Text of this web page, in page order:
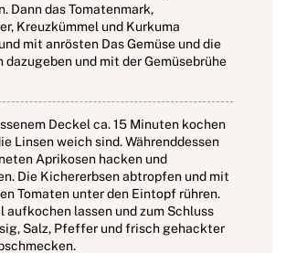
Dann das Tomatenmark,
Kreuzkümmel und Kurkuma
mit anrösten Das Gemüse und die
dazugeben und mit der Gemüsebrühe
Deckel ca. 15 Minuten kochen
Linsen weich sind. Währenddessen
Aprikosen hacken und
Die Kichererbsen abtropfen und mit
Tomaten unter den Eintopf rühren.
aufkochen lassen und zum Schluss
Salz, Pfeffer und frisch gehackter